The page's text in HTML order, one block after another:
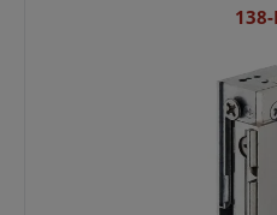
138-